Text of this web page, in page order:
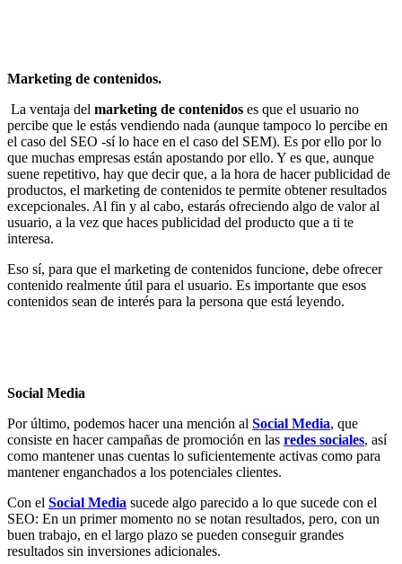
Marketing de contenidos.
La ventaja del marketing de contenidos es que el usuario no
percibe que le estás vendiendo nada (aunque tampoco lo percibe en
el caso del SEO -sí lo hace en el caso del SEM). Es por ello por lo
que muchas empresas están apostando por ello. Y es que, aunque
suene repetitivo, hay que decir que, a la hora de hacer publicidad de
productos, el marketing de contenidos te permite obtener resultados
excepcionales. Al fin y al cabo, estarás ofreciendo algo de valor al
usuario, a la vez que haces publicidad del producto que a ti te
interesa.
Eso sí, para que el marketing de contenidos funcione, debe ofrecer
contenido realmente útil para el usuario. Es importante que esos
contenidos sean de interés para la persona que está leyendo.
Social Media
Por último, podemos hacer una mención al Social Media, que
consiste en hacer campañas de promoción en las redes sociales, así
como mantener unas cuentas lo suficientemente activas como para
mantener enganchados a los potenciales clientes.
Con el Social Media sucede algo parecido a lo que sucede con el
SEO: En un primer momento no se notan resultados, pero, con un
buen trabajo, en el largo plazo se pueden conseguir grandes
resultados sin inversiones adicionales.